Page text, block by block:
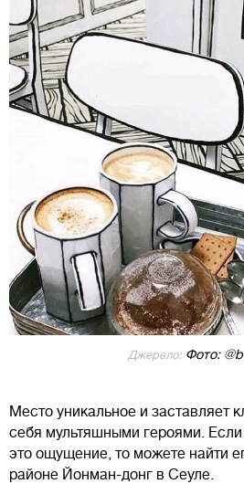
Джерело:Фото:
Место уникальное и заставляет
себя мультяшными героями. Если
это ощущение, то можете найти
районе Йонман-донг в Сеуле.